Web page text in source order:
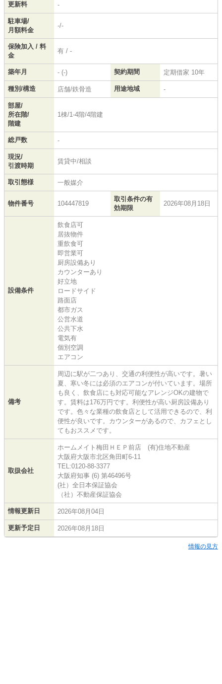
更新料 -
駐車場/
月額料金
-/-
保険加入 / 料
金
有 / -
築年月 - (-) 契約期間 定期借家 10年
種別/構造 店舗/鉄骨造 用途地域 -
部屋/
所在階/
階建
1棟/1-4階/4階建
総戸数 -
現況/
引渡時期
賃貸中/相談
取引態様 一般媒介
物件番号 104447819
取引条件の有
効期限
2026年08月18日
設備条件
飲食店可
居抜物件
重飲食可
即営業可
厨房設備あり
カウンターあり
好立地
ロードサイド
路面店
都市ガス
公営水道
公共下水
電気有
個別空調
エアコン
備考
周辺に駅が二つあり、交通の利便性が高いです。暑い
夏、寒い冬には必須のエアコンが付いています。場所
も良く、飲食店にも対応可能なアレンジOKの建物で
す。賃料は176万円です。利便性が高い厨房設備あり
です。色々な業種の飲食店として活用できるので、利
便性が良いです。カウンターがあるので、カフェとし
てもおススメです。
取扱会社
ホームメイト梅田ＨＥＰ前店 (有)住地不動産
大阪府大阪市北区角田町6-11
TEL:0120-88-3377
大阪府知事 (6) 第46496号
(社）全日本保証協会
（社）不動産保証協会
情報更新日 2026年08月04日
更新予定日 2026年08月18日
情報の見方